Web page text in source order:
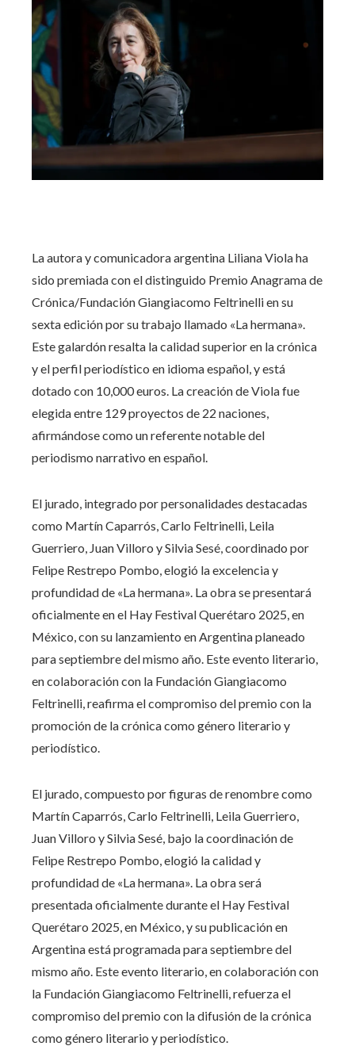
La autora y comunicadora argentina Liliana Viola ha
sido premiada con el distinguido Premio Anagrama de
Crónica/Fundación Giangiacomo Feltrinelli en su
sexta edición por su trabajo llamado «La hermana».
Este galardón resalta la calidad superior en la crónica
y el perfil periodístico en idioma español, y está
dotado con 10,000 euros. La creación de Viola fue
elegida entre 129 proyectos de 22 naciones,
afirmándose como un referente notable del
periodismo narrativo en español.
El jurado, integrado por personalidades destacadas
como Martín Caparrós, Carlo Feltrinelli, Leila
Guerriero, Juan Villoro y Silvia Sesé, coordinado por
Felipe Restrepo Pombo, elogió la excelencia y
profundidad de «La hermana». La obra se presentará
oficialmente en el Hay Festival Querétaro 2025, en
México, con su lanzamiento en Argentina planeado
para septiembre del mismo año. Este evento literario,
en colaboración con la Fundación Giangiacomo
Feltrinelli, reafirma el compromiso del premio con la
promoción de la crónica como género literario y
periodístico.
El jurado, compuesto por figuras de renombre como
Martín Caparrós, Carlo Feltrinelli, Leila Guerriero,
Juan Villoro y Silvia Sesé, bajo la coordinación de
Felipe Restrepo Pombo, elogió la calidad y
profundidad de «La hermana». La obra será
presentada oficialmente durante el Hay Festival
Querétaro 2025, en México, y su publicación en
Argentina está programada para septiembre del
mismo año. Este evento literario, en colaboración con
la Fundación Giangiacomo Feltrinelli, refuerza el
compromiso del premio con la difusión de la crónica
como género literario y periodístico.